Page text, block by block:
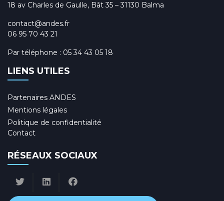
18 av Charles de Gaulle, Bât 35 – 31130 Balma
contact@andes.fr
06 95 70 43 21
Par téléphone : 05 34 43 05 18
LIENS UTILES
Partenaires ANDES
Mentions légales
Politique de confidentialité
Contact
RÉSEAUX SOCIAUX